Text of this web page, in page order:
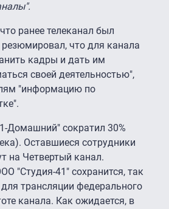
ранее телеканал был
что для канала
кадры и дать им
своей деятельностью",
"информацию по
Домашний" сократил 30%
Оставшиеся сотрудники
на Четвертый канал.
"Студия-41" сохранится, так
трансляции федерального
канала. Как ожидается, в